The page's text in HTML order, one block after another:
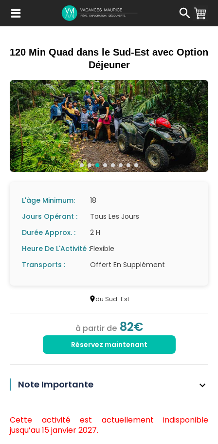
Contenu
120 Min Quad dans le Sud-Est avec Option
Déjeuner
L'âge Minimum:
18
Jours Opérant :
Tous Les Jours
Durée Approx. :
2 H
Heure De L'Activité :Flexible
Transports :
Offert En Supplément
du Sud-Est
à partir de 82€
Réservez maintenant
Note Importante
Cette activité est actuellement indisponible
jusqu’au 15 janvier 2027.